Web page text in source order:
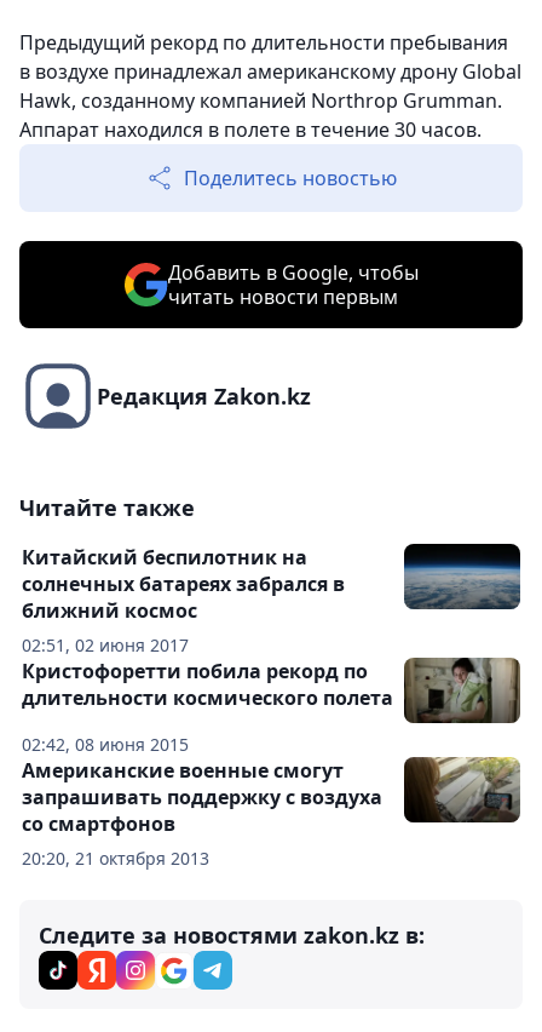
Предыдущий рекорд по длительности пребывания
в воздухе принадлежал американскому дрону Global
Hawk, созданному компанией Northrop Grumman.
Аппарат находился в полете в течение 30 часов.
Поделитесь новостью
Добавить в Google, чтобы
читать новости первым
Редакция Zakon.kz
Читайте также
02:51, 02 июня 2017
Китайский беспилотник на
солнечных батареях забрался в
ближний космос
02:42, 08 июня 2015
Кристофоретти побила рекорд по
длительности космического полета
20:20, 21 октября 2013
Американские военные смогут
запрашивать поддержку с воздуха
со смартфонов
Следите за новостями zakon.kz в: